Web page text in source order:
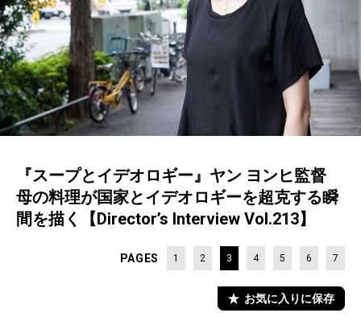
『スープとイデオロギー』ヤン ヨンヒ監督
母の料理が国家とイデオロギーを超克する瞬
間を描く【Director’s Interview Vol.213】
PAGES 1 2 3 4 5 6 7
お気に入りに保存